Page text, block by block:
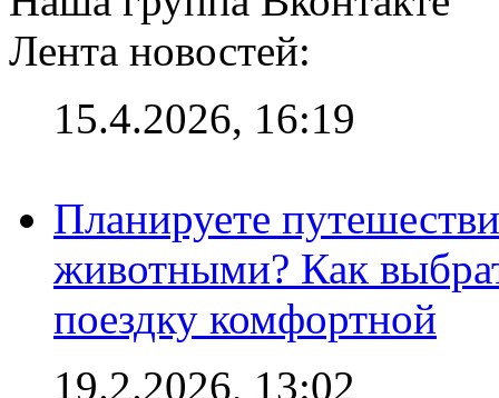
Лента новостей:
15.4.2026, 16:19
Планируете
животными? Как
поездку комфортной
19.2.2026, 13:02